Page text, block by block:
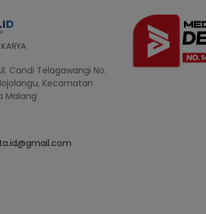
Candi Telagawangi No.
Kecamatan
Malang